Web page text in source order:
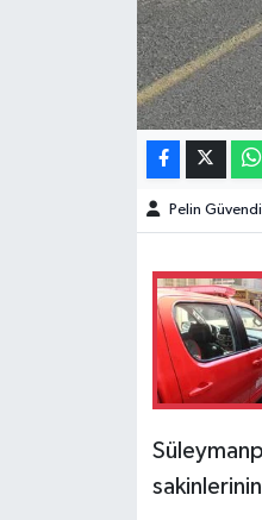
Pelin
Hava Durumu
Kim kimdir?
Kültür Sanat